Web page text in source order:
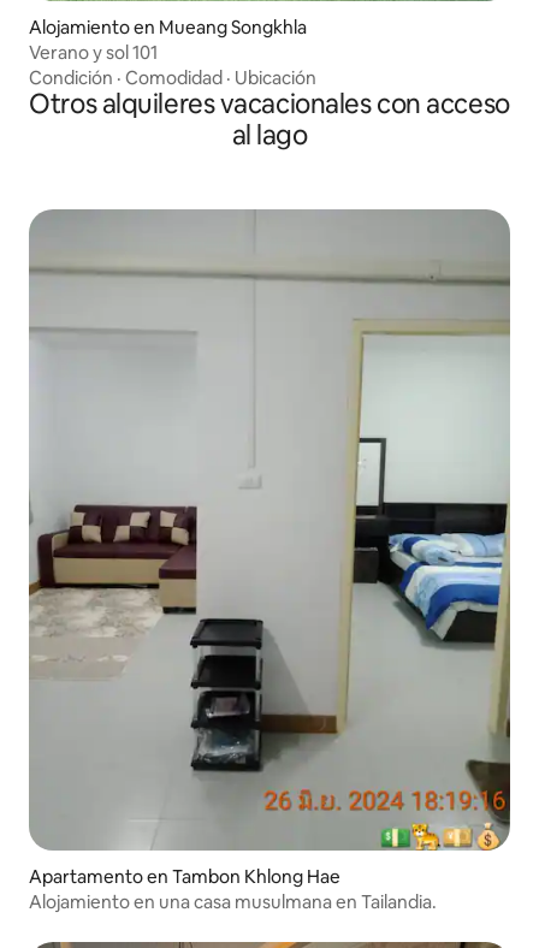
Alojamiento en Mueang Songkhla
Verano y sol 101
Condición · Comodidad · Ubicación
Otros alquileres vacacionales con acceso
al lago
Apartamento en Tambon Khlong Hae
Alojamiento en una casa musulmana en Tailandia.